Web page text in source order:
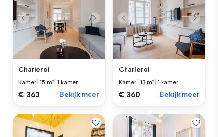
Charleroi
Kamer |15 m² |1 kamer
€ 360 Bekijk meer
Charleroi
Kamer |13 m² |1 kamer
€ 360 Bekijk meer